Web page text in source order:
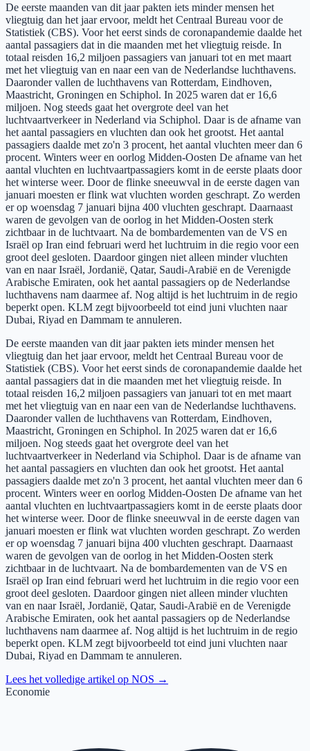
De eerste maanden van dit jaar pakten iets minder mensen het
vliegtuig dan het jaar ervoor, meldt het Centraal Bureau voor de
Statistiek (CBS). Voor het eerst sinds de coronapandemie daalde het
aantal passagiers dat in die maanden met het vliegtuig reisde. In
totaal reisden 16,2 miljoen passagiers van januari tot en met maart
met het vliegtuig van en naar een van de Nederlandse luchthavens.
Daaronder vallen de luchthavens van Rotterdam, Eindhoven,
Maastricht, Groningen en Schiphol. In 2025 waren dat er 16,6
miljoen. Nog steeds gaat het overgrote deel van het
luchtvaartverkeer in Nederland via Schiphol. Daar is de afname van
het aantal passagiers en vluchten dan ook het grootst. Het aantal
passagiers daalde met zo'n 3 procent, het aantal vluchten meer dan 6
procent. Winters weer en oorlog Midden-Oosten De afname van het
aantal vluchten en luchtvaartpassagiers komt in de eerste plaats door
het winterse weer. Door de flinke sneeuwval in de eerste dagen van
januari moesten er flink wat vluchten worden geschrapt. Zo werden
er op woensdag 7 januari bijna 400 vluchten geschrapt. Daarnaast
waren de gevolgen van de oorlog in het Midden-Oosten sterk
zichtbaar in de luchtvaart. Na de bombardementen van de VS en
Israël op Iran eind februari werd het luchtruim in die regio voor een
groot deel gesloten. Daardoor gingen niet alleen minder vluchten
van en naar Israël, Jordanië, Qatar, Saudi-Arabië en de Verenigde
Arabische Emiraten, ook het aantal passagiers op de Nederlandse
luchthavens nam daarmee af. Nog altijd is het luchtruim in de regio
beperkt open. KLM zegt bijvoorbeeld tot eind juni vluchten naar
Dubai, Riyad en Dammam te annuleren.
De eerste maanden van dit jaar pakten iets minder mensen het
vliegtuig dan het jaar ervoor, meldt het Centraal Bureau voor de
Statistiek (CBS). Voor het eerst sinds de coronapandemie daalde het
aantal passagiers dat in die maanden met het vliegtuig reisde. In
totaal reisden 16,2 miljoen passagiers van januari tot en met maart
met het vliegtuig van en naar een van de Nederlandse luchthavens.
Daaronder vallen de luchthavens van Rotterdam, Eindhoven,
Maastricht, Groningen en Schiphol. In 2025 waren dat er 16,6
miljoen. Nog steeds gaat het overgrote deel van het
luchtvaartverkeer in Nederland via Schiphol. Daar is de afname van
het aantal passagiers en vluchten dan ook het grootst. Het aantal
passagiers daalde met zo'n 3 procent, het aantal vluchten meer dan 6
procent. Winters weer en oorlog Midden-Oosten De afname van het
aantal vluchten en luchtvaartpassagiers komt in de eerste plaats door
het winterse weer. Door de flinke sneeuwval in de eerste dagen van
januari moesten er flink wat vluchten worden geschrapt. Zo werden
er op woensdag 7 januari bijna 400 vluchten geschrapt. Daarnaast
waren de gevolgen van de oorlog in het Midden-Oosten sterk
zichtbaar in de luchtvaart. Na de bombardementen van de VS en
Israël op Iran eind februari werd het luchtruim in die regio voor een
groot deel gesloten. Daardoor gingen niet alleen minder vluchten
van en naar Israël, Jordanië, Qatar, Saudi-Arabië en de Verenigde
Arabische Emiraten, ook het aantal passagiers op de Nederlandse
luchthavens nam daarmee af. Nog altijd is het luchtruim in de regio
beperkt open. KLM zegt bijvoorbeeld tot eind juni vluchten naar
Dubai, Riyad en Dammam te annuleren.
Lees het volledige artikel op NOS →
Economie